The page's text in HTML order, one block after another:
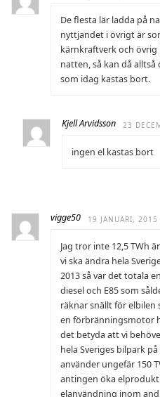
De flesta lär ladda på
nyttjandet i övrigt är
kärnkraftverk och
natten, så kan då
som idag kastas bort.
Kjell Arvidsson 23
ingen el kastas bort
vigge50 19 JANUARI,
Jag tror inte 12,5 TWh
vi ska ändra hela
2013 så var det totala
diesel och E85 som
räknar snällt för elbilen
en förbränningsmotor
det betyda att vi
hela Sveriges bilpark
använder ungefär 150
antingen öka
elanvändning inom